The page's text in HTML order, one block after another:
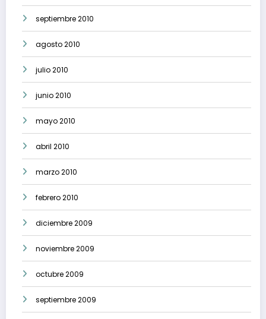
septiembre 2010
agosto 2010
julio 2010
junio 2010
mayo 2010
abril 2010
marzo 2010
febrero 2010
diciembre 2009
noviembre 2009
octubre 2009
septiembre 2009